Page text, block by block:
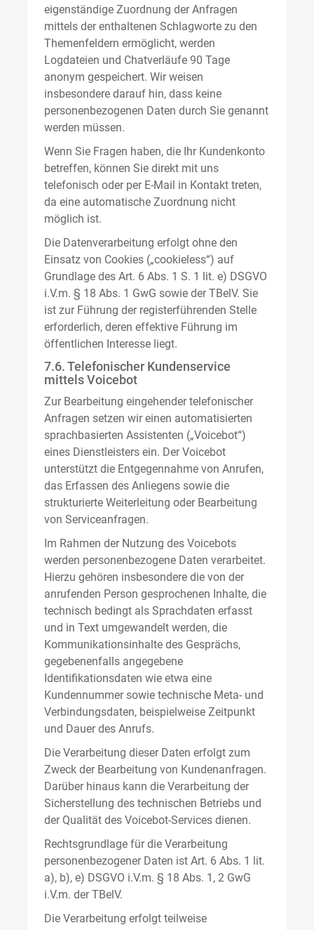
eigenständige Zuordnung der Anfragen
mittels der enthaltenen Schlagworte zu den
Themenfeldern ermöglicht, werden
Logdateien und Chatverläufe 90 Tage
anonym gespeichert. Wir weisen
insbesondere darauf hin, dass keine
personenbezogenen Daten durch Sie genannt
werden müssen.
Wenn Sie Fragen haben, die Ihr Kundenkonto
betreffen, können Sie direkt mit uns
telefonisch oder per E-Mail in Kontakt treten,
da eine automatische Zuordnung nicht
möglich ist.
Die Datenverarbeitung erfolgt ohne den
Einsatz von Cookies („cookieless“) auf
Grundlage des Art. 6 Abs. 1 S. 1 lit. e) DSGVO
i.V.m. § 18 Abs. 1 GwG sowie der TBelV. Sie
ist zur Führung der registerführenden Stelle
erforderlich, deren effektive Führung im
öffentlichen Interesse liegt.
7.6. Telefonischer Kundenservice
mittels Voicebot
Zur Bearbeitung eingehender telefonischer
Anfragen setzen wir einen automatisierten
sprachbasierten Assistenten („Voicebot“)
eines Dienstleisters ein. Der Voicebot
unterstützt die Entgegennahme von Anrufen,
das Erfassen des Anliegens sowie die
strukturierte Weiterleitung oder Bearbeitung
von Serviceanfragen.
Im Rahmen der Nutzung des Voicebots
werden personenbezogene Daten verarbeitet.
Hierzu gehören insbesondere die von der
anrufenden Person gesprochenen Inhalte, die
technisch bedingt als Sprachdaten erfasst
und in Text umgewandelt werden, die
Kommunikationsinhalte des Gesprächs,
gegebenenfalls angegebene
Identifikationsdaten wie etwa eine
Kundennummer sowie technische Meta- und
Verbindungsdaten, beispielweise Zeitpunkt
und Dauer des Anrufs.
Die Verarbeitung dieser Daten erfolgt zum
Zweck der Bearbeitung von Kundenanfragen.
Darüber hinaus kann die Verarbeitung der
Sicherstellung des technischen Betriebs und
der Qualität des Voicebot-Services dienen.
Rechtsgrundlage für die Verarbeitung
personenbezogener Daten ist Art. 6 Abs. 1 lit.
a), b), e) DSGVO i.V.m. § 18 Abs. 1, 2 GwG
i.V.m. der TBelV.
Die Verarbeitung erfolgt teilweise